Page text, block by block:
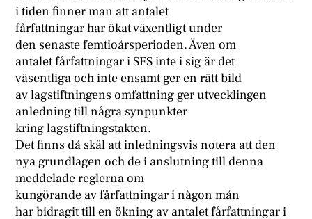
i tiden finner man att antalet
fårfattningar har ökat växentligt under
den senaste femtioårsperioden. Även om
antalet fårfattningar i SFS inte i sig är det
väsentliga och inte ensamt ger en rätt bild
av lagstiftningens omfattning ger utvecklingen
anledning till några synpunkter
kring lagstiftningstakten.
Det finns då skäl att inledningsvis notera att den
nya grundlagen och de i anslutning till denna
meddelade reglerna om
kungörande av fårfattningar i någon mån
har bidragit till en ökning av antalet fårfattningar i